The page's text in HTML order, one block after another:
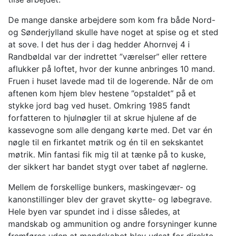
De mange danske arbejdere som kom fra både Nord-
og Sønderjylland skulle have noget at spise og et sted
at sove. I det hus der i dag hedder Ahornvej 4 i
Randbøldal var der indrettet ”værelser” eller rettere
aflukker på loftet, hvor der kunne anbringes 10 mand.
Fruen i huset lavede mad til de logerende. Når de om
aftenen kom hjem blev hestene ”opstaldet” på et
stykke jord bag ved huset. Omkring 1985 fandt
forfatteren to hjulnøgler til at skrue hjulene af de
kassevogne som alle dengang kørte med. Det var én
nøgle til en firkantet møtrik og én til en sekskantet
møtrik. Min fantasi fik mig til at tænke på to kuske,
der sikkert har bandet stygt over tabet af nøglerne.
Mellem de forskellige bunkers, maskingevær- og
kanonstillinger blev der gravet skytte- og løbegrave.
Hele byen var spundet ind i disse således, at
mandskab og ammunition og andre forsyninger kunne